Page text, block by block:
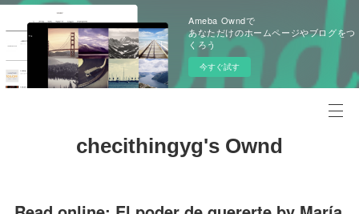
Ameba Owndで
あなただけのホームページやブログをつ
くろう
今すぐ試す
checithingyg's Ownd